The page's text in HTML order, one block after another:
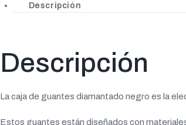
Descripción
Descripción
La caja de guantes diamantado negro es la
Estos guantes están diseñados con